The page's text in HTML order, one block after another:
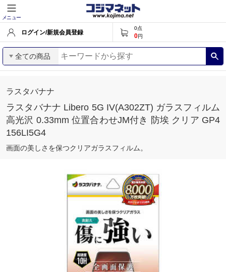
メニュー
ログイン/新規会員登録
0点
0円
全ての商品
ラスタバナナ
ラスタバナナ Libero 5G IV(A302ZT) ガラスフィルム
高光沢 0.33mm 位置合わせJM付き 防埃 クリア GP4
156LI5G4
画面の美しさを保つクリアガラスフィルム。